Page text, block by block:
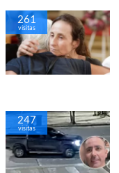
261
visitas
247
visitas